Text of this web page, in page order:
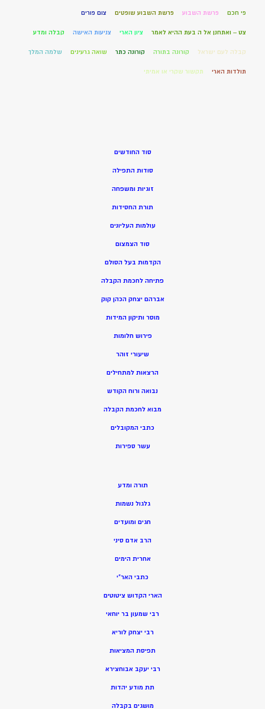
פי חכם פרשת השבוע פרשת השבוע שופטים צום פורים
צט – ואתחנן אל ה בעת ההיא לאמר ציון הארי צניעות האישה קבלה ומדע
קבלה לעם ישראל קורונה בתורה קורונה כתר שואה גרעינים שלמה המלך
תולדות הארי תקשור שקרי או אמיתי
סוד החודשים
סודות התפילה
זוגיות ומשפחה
תורת החסידות
עולמות העליונים
סוד הצמצום
הקדמות בעל הסולם
פתיחה לחכמת הקבלה
אברהם יצחק הכהן קוק
מוסר ותיקון המידות
פירוש חלומות
שיעורי זוהר
הרצאות למתחילים
נבואה ורוח הקודש
מבוא לחכמת הקבלה
כתבי המקובלים
עשר ספירות
תורה ומדע
גלגול נשמות
חגים ומועדים
הרב אדם סיני
אחרית הימים
כתבי האר”י
הארי הקדוש ציטוטים
רבי שמעון בר יוחאי
רבי יצחק לוריא
תפיסת המציאות
רבי יעקב אבוחצירא
תת מודע יהדות
מושגים בקבלה